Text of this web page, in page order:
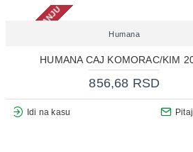
NEMA NA STANJU Humana
HUMANA CAJ KOMORAC/KIM
856,68 RSD
Idi na kasu